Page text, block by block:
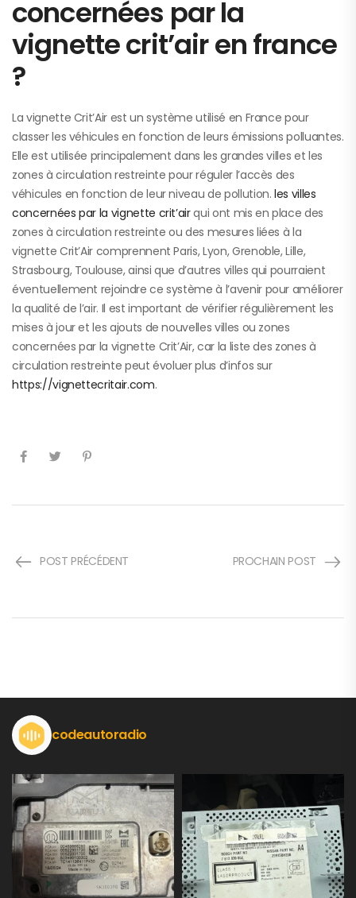
concernées par la
vignette crit’air en france
?
La vignette Crit’Air est un système utilisé en France pour
classer les véhicules en fonction de leurs émissions polluantes.
Elle est utilisée principalement dans les grandes villes et les
zones à circulation restreinte pour réguler l’accès des
véhicules en fonction de leur niveau de pollution.les villes
concernées par la vignette crit’airqui ont mis en place des
zones à circulation restreinte ou des mesures liées à la
vignette Crit’Air comprennent Paris, Lyon, Grenoble, Lille,
Strasbourg, Toulouse, ainsi que d’autres villes qui pourraient
éventuellement rejoindre ce système à l’avenir pour améliorer
la qualité de l’air. Il est important de vérifier régulièrement les
mises à jour et les ajouts de nouvelles villes ou zones
concernées par la vignette Crit’Air, car la liste des zones à
circulation restreinte peut évoluer plus d’infos sur
https://vignettecritair.com.
POST PRÉCÉDENT PROCHAIN POST
codeautoradio